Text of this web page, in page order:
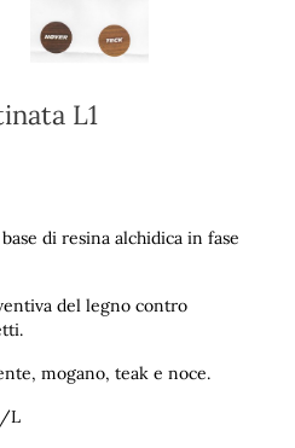
L1
di resina alchidica in fase
del legno contro
mogano, teak e noce.
L